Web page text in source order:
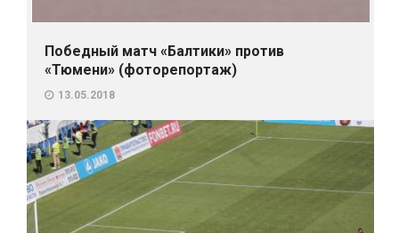
Победный матч «Балтики» против
«Тюмени» (фоторепортаж)
13.05.2018